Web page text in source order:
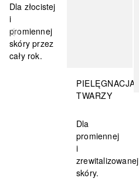
Dla złocistej
i
promiennej
skóry przez
cały rok.
PIELĘGNACJA
TWARZY
Dla
promiennej
i
zrewitalizowanej
skóry.